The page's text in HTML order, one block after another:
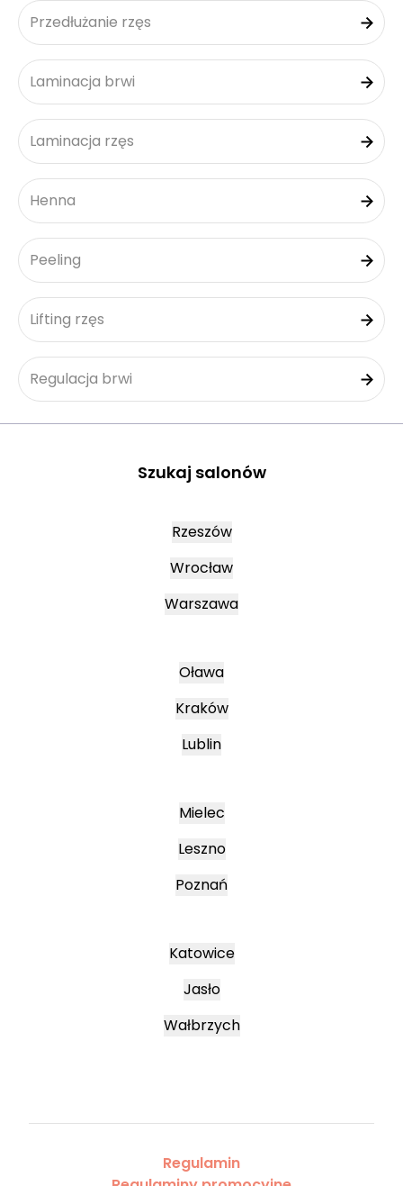
Przedłużanie rzęs
Laminacja brwi
Laminacja rzęs
Henna
Peeling
Lifting rzęs
Regulacja brwi
Szukaj salonów
Rzeszów
Wrocław
Warszawa
Oława
Kraków
Lublin
Mielec
Leszno
Poznań
Katowice
Jasło
Wałbrzych
Regulamin